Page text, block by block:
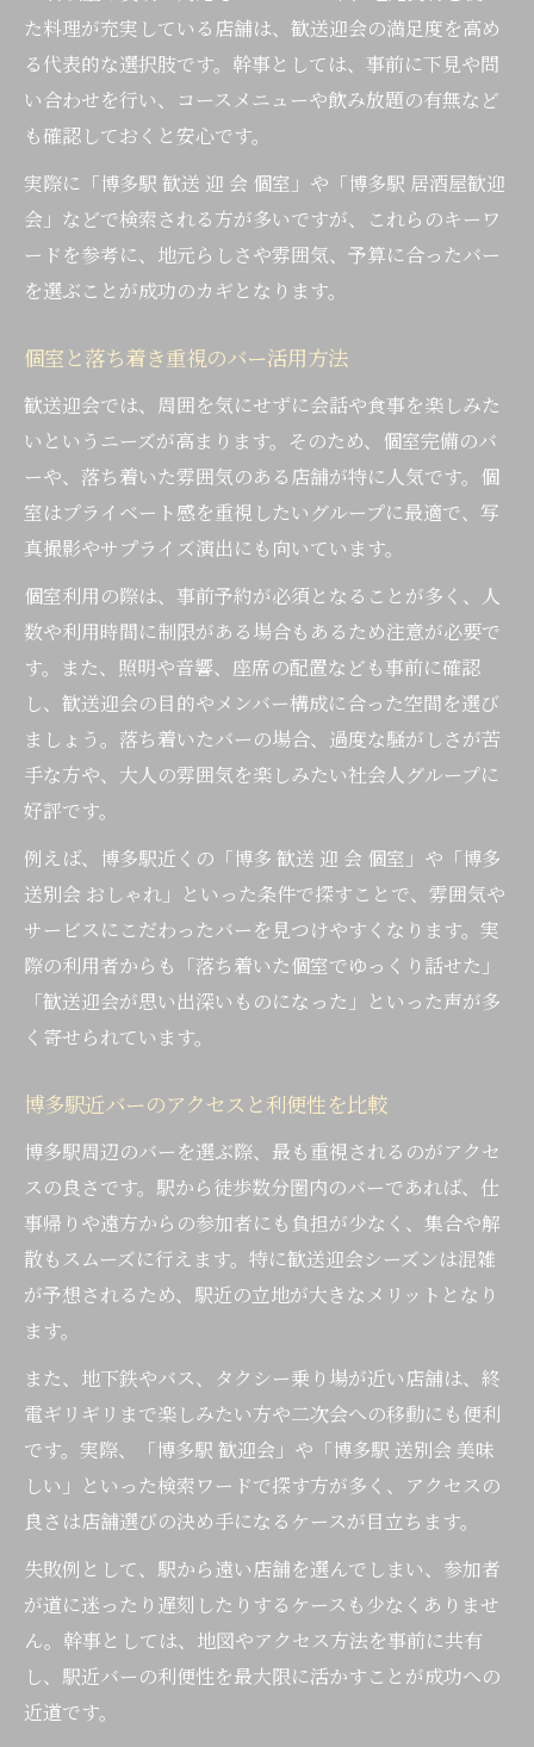
駅近バー選びで歓送迎会が快適になる理由
アクセス抜群なバーのメリットを解説
幹事が安心できる駅近バーの選び方
駅近バーの使い勝手と予約のポイント
博多らしさを味わう大人の夜時間
バーで感じる博多らしい大人の夜時間
落ち着いたバーで味わう地元食文化
大人の歓送迎会に最適なバー空間とは
博多駅バーで夜を彩る地元グルメ体験
幹事必見バー選びで歓送迎会を成功へ
幹事が失敗しないバー選びの実践ポイント
参加者満足度が高まるバーの工夫を紹介
個室とグルメ充実のバーで歓送迎会成功
幹事目線で選ぶ博多駅バーの選定方法
た料理が充実している店舗は、歓送迎会の満足度を高め
る代表的な選択肢です。幹事としては、事前に下見や問
い合わせを行い、コースメニューや飲み放題の有無など
も確認しておくと安心です。
実際に「博多駅 歓送 迎 会 個室」や「博多駅 居酒屋歓迎
会」などで検索される方が多いですが、これらのキーワ
ードを参考に、地元らしさや雰囲気、予算に合ったバー
を選ぶことが成功のカギとなります。
個室と落ち着き重視のバー活用方法
歓送迎会では、周囲を気にせずに会話や食事を楽しみた
いというニーズが高まります。そのため、個室完備のバ
ーや、落ち着いた雰囲気のある店舗が特に人気です。個
室はプライベート感を重視したいグループに最適で、写
真撮影やサプライズ演出にも向いています。
個室利用の際は、事前予約が必須となることが多く、人
数や利用時間に制限がある場合もあるため注意が必要で
す。また、照明や音響、座席の配置なども事前に確認
し、歓送迎会の目的やメンバー構成に合った空間を選び
ましょう。落ち着いたバーの場合、過度な騒がしさが苦
手な方や、大人の雰囲気を楽しみたい社会人グループに
好評です。
例えば、博多駅近くの「博多 歓送 迎 会 個室」や「博多
送別会 おしゃれ」といった条件で探すことで、雰囲気や
サービスにこだわったバーを見つけやすくなります。実
際の利用者からも「落ち着いた個室でゆっくり話せた」
「歓送迎会が思い出深いものになった」といった声が多
く寄せられています。
博多駅近バーのアクセスと利便性を比較
博多駅周辺のバーを選ぶ際、最も重視されるのがアクセ
スの良さです。駅から徒歩数分圏内のバーであれば、仕
事帰りや遠方からの参加者にも負担が少なく、集合や解
散もスムーズに行えます。特に歓送迎会シーズンは混雑
が予想されるため、駅近の立地が大きなメリットとなり
ます。
また、地下鉄やバス、タクシー乗り場が近い店舗は、終
電ギリギリまで楽しみたい方や二次会への移動にも便利
です。実際、「博多駅 歓迎会」や「博多駅 送別会 美味
しい」といった検索ワードで探す方が多く、アクセスの
良さは店舗選びの決め手になるケースが目立ちます。
失敗例として、駅から遠い店舗を選んでしまい、参加者
が道に迷ったり遅刻したりするケースも少なくありませ
ん。幹事としては、地図やアクセス方法を事前に共有
し、駅近バーの利便性を最大限に活かすことが成功への
近道です。